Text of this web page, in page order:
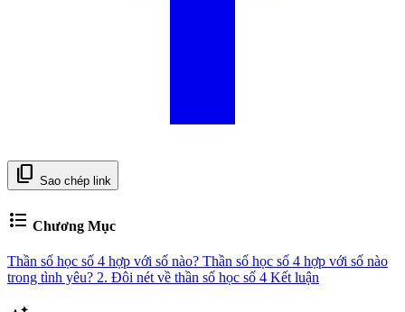
content_copy Sao chép link
format_list_bulleted Chương Mục
Thần số học số 4 hợp với số nào? Thần số học số 4 hợp với số nào
trong tình yêu? 2. Đôi nét về thần số học số 4 Kết luận